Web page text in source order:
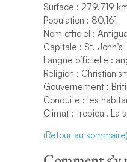
Surface : 279.719
Population : 80,161
Nom officiel : Antigua
Capitale : St. John’s
Langue officielle :
Religion :
Gouvernement :
Conduite : les
Climat : tropical. La
(Retour au sommaire)